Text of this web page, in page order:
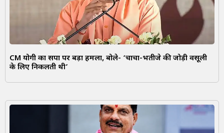
CM योगी का सपा पर बड़ा हमला, बोले- ‘चाचा-भतीजे की जोड़ी वसूली
के लिए निकलती थी’